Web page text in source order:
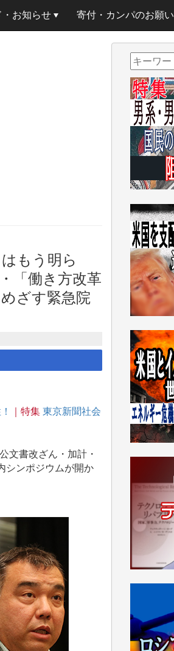
・お知らせ 寄付・カンパのお願い
もう明ら
「働き方改革
ざす緊急院
｜特集 東京新聞社会
文書改ざん・加計・
シンポジウムが開か